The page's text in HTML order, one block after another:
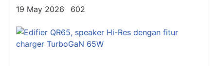
Details
19 May 2026 602